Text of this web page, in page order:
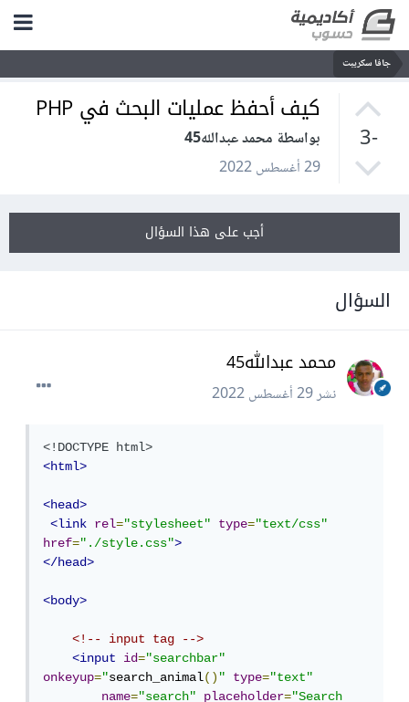
جافا سكريبت
-3
كيف أحفظ عمليات البحث في PHP
بواسطة محمد عبدالله45
29 أغسطس 2022
أجب على هذا السؤال
السؤال
محمد عبدالله45
نشر29 أغسطس 2022
<!DOCTYPE html>
<html>
<head>
<link
rel="stylesheet" type="text/css"
href="./style.css">
</head>
<body>
<!-- input tag -->
<input
id="searchbar"
onkeyup="search_animal()" type="text"
name="search" placeholder="Search